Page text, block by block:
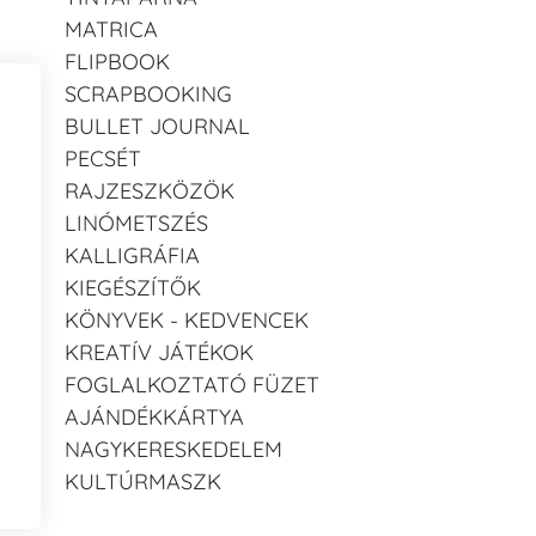
MATRICA
FLIPBOOK
SCRAPBOOKING
BULLET JOURNAL
PECSÉT
RAJZESZKÖZÖK
LINÓMETSZÉS
KALLIGRÁFIA
KIEGÉSZÍTŐK
KÖNYVEK - KEDVENCEK
KREATÍV JÁTÉKOK
FOGLALKOZTATÓ FÜZET
AJÁNDÉKKÁRTYA
NAGYKERESKEDELEM
KULTÚRMASZK